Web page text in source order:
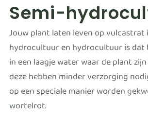
Semi-
Jouw plant laten leven op
hydrocultuur en hydrocultuur is
in een laagje water waar de plant
deze hebben minder verzorging
op een speciale manier worden
wortelrot.